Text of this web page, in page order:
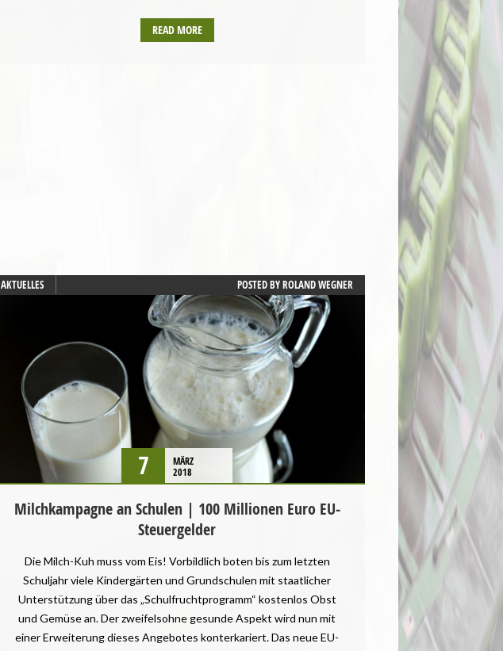
READ MORE
AKTUELLES POSTED BYROLAND WEGNER
7
MÄRZ
2018
Milchkampagne an Schulen | 100 Millionen Euro EU-
Steuergelder
Die Milch-Kuh muss vom Eis! Vorbildlich boten bis zum letzten
Schuljahr viele Kindergärten und Grundschulen mit staatlicher
Unterstützung über das „Schulfruchtprogramm“ kostenlos Obst
und Gemüse an. Der zweifelsohne gesunde Aspekt wird nun mit
einer Erweiterung dieses Angebotes konterkariert. Das neue EU-